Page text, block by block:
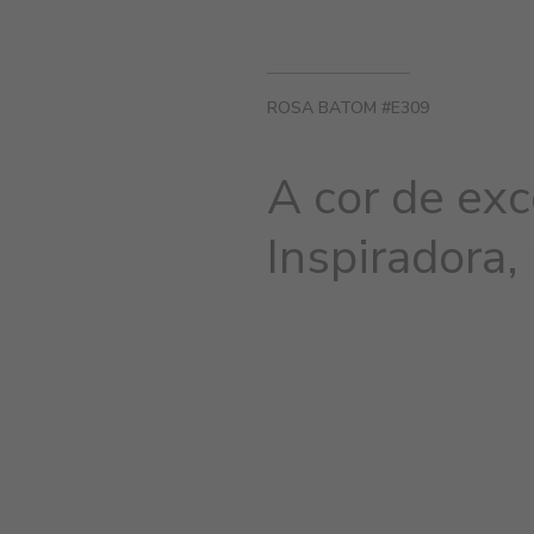
ROSA BATOM #E309
A cor de